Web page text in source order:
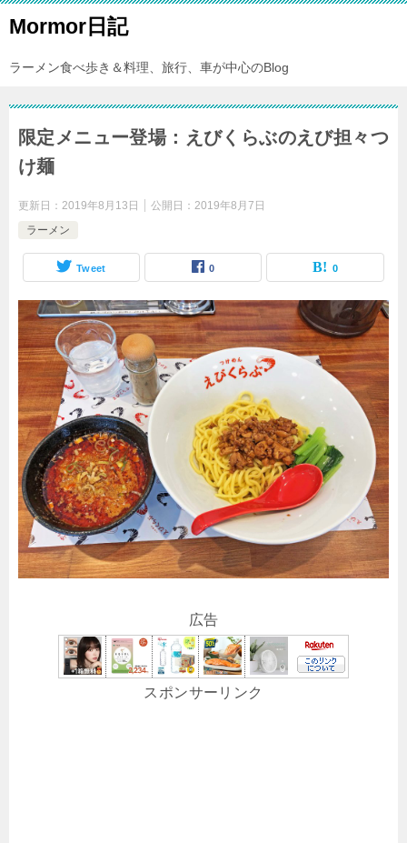
Mormor日記
ラーメン食べ歩き＆料理、旅行、車が中心のBlog
限定メニュー登場：えびくらぶのえび担々つ
け麺
更新日： 2019年8月13日 公開日： 2019年8月7日
ラーメン
Tweet 0 0
広告
スポンサーリンク